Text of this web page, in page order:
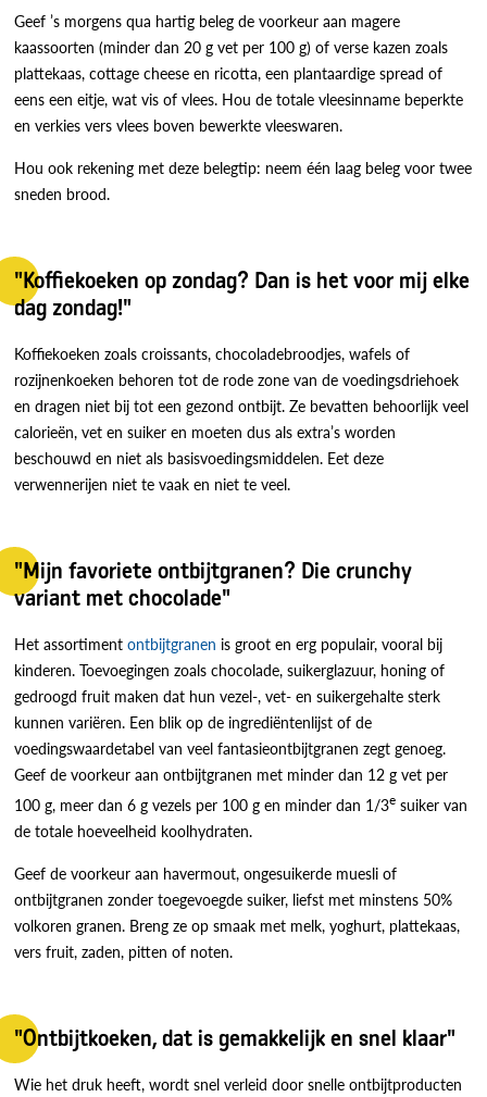
Geef ’s morgens qua hartig beleg de voorkeur aan magere
kaassoorten (minder dan 20 g vet per 100 g) of verse kazen zoals
plattekaas, cottage cheese en ricotta, een plantaardige spread of
eens een eitje, wat vis of vlees. Hou de totale vleesinname beperkte
en verkies vers vlees boven bewerkte vleeswaren.
Hou ook rekening met deze belegtip: neem één laag beleg voor twee
sneden brood.
"Koffiekoeken op zondag? Dan is het voor mij elke
dag zondag!"
Koffiekoeken zoals croissants, chocoladebroodjes, wafels of
rozijnenkoeken behoren tot de rode zone van de voedingsdriehoek
en dragen niet bij tot een gezond ontbijt. Ze bevatten behoorlijk veel
calorieën, vet en suiker en moeten dus als extra’s worden
beschouwd en niet als basisvoedingsmiddelen. Eet deze
verwennerijen niet te vaak en niet te veel.
"Mijn favoriete ontbijtgranen? Die crunchy
variant met chocolade"
Het assortiment ontbijtgranen is groot en erg populair, vooral bij
kinderen. Toevoegingen zoals chocolade, suikerglazuur, honing of
gedroogd fruit maken dat hun vezel-, vet- en suikergehalte sterk
kunnen variëren. Een blik op de ingrediëntenlijst of de
voedingswaardetabel van veel fantasieontbijtgranen zegt genoeg.
Geef de voorkeur aan ontbijtgranen met minder dan 12 g vet per
100 g, meer dan 6 g vezels per 100 g en minder dan 1/3e suiker van
de totale hoeveelheid koolhydraten.
Geef de voorkeur aan havermout, ongesuikerde muesli of
ontbijtgranen zonder toegevoegde suiker, liefst met minstens 50%
volkoren granen. Breng ze op smaak met melk, yoghurt, plattekaas,
vers fruit, zaden, pitten of noten.
"Ontbijtkoeken, dat is gemakkelijk en snel klaar"
Wie het druk heeft, wordt snel verleid door snelle ontbijtproducten